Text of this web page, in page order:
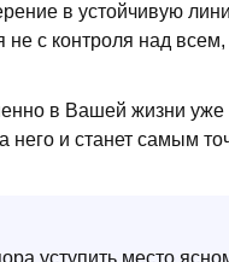
в устойчивую
не с контроля над
в Вашей жизни уже
и станет самым
уступить место